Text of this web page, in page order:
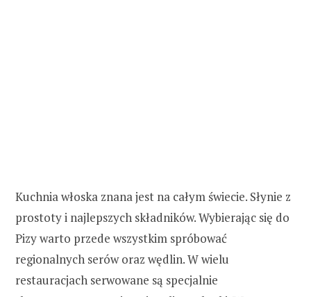
Kuchnia włoska znana jest na całym świecie. Słynie z
prostoty i najlepszych składników. Wybierając się do
Pizy warto przede wszystkim spróbować
regionalnych serów oraz wędlin. W wielu
restauracjach serwowane są specjalnie